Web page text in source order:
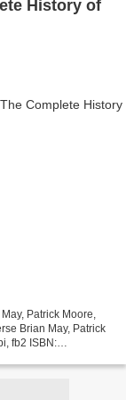
History of
Patrick Moore,
Brian May, Patrick
fb2 ISBN: